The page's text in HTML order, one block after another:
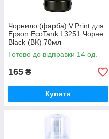
Чорнило (фарба) V.Print для
Epson EcoTank L3251 Чорне
Black (BK) 70мл
Готово до відправки 14 од.
165 ₴
Купити